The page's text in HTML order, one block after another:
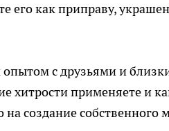
его как приправу,
с друзьями и
хитрости применяете и
на создание